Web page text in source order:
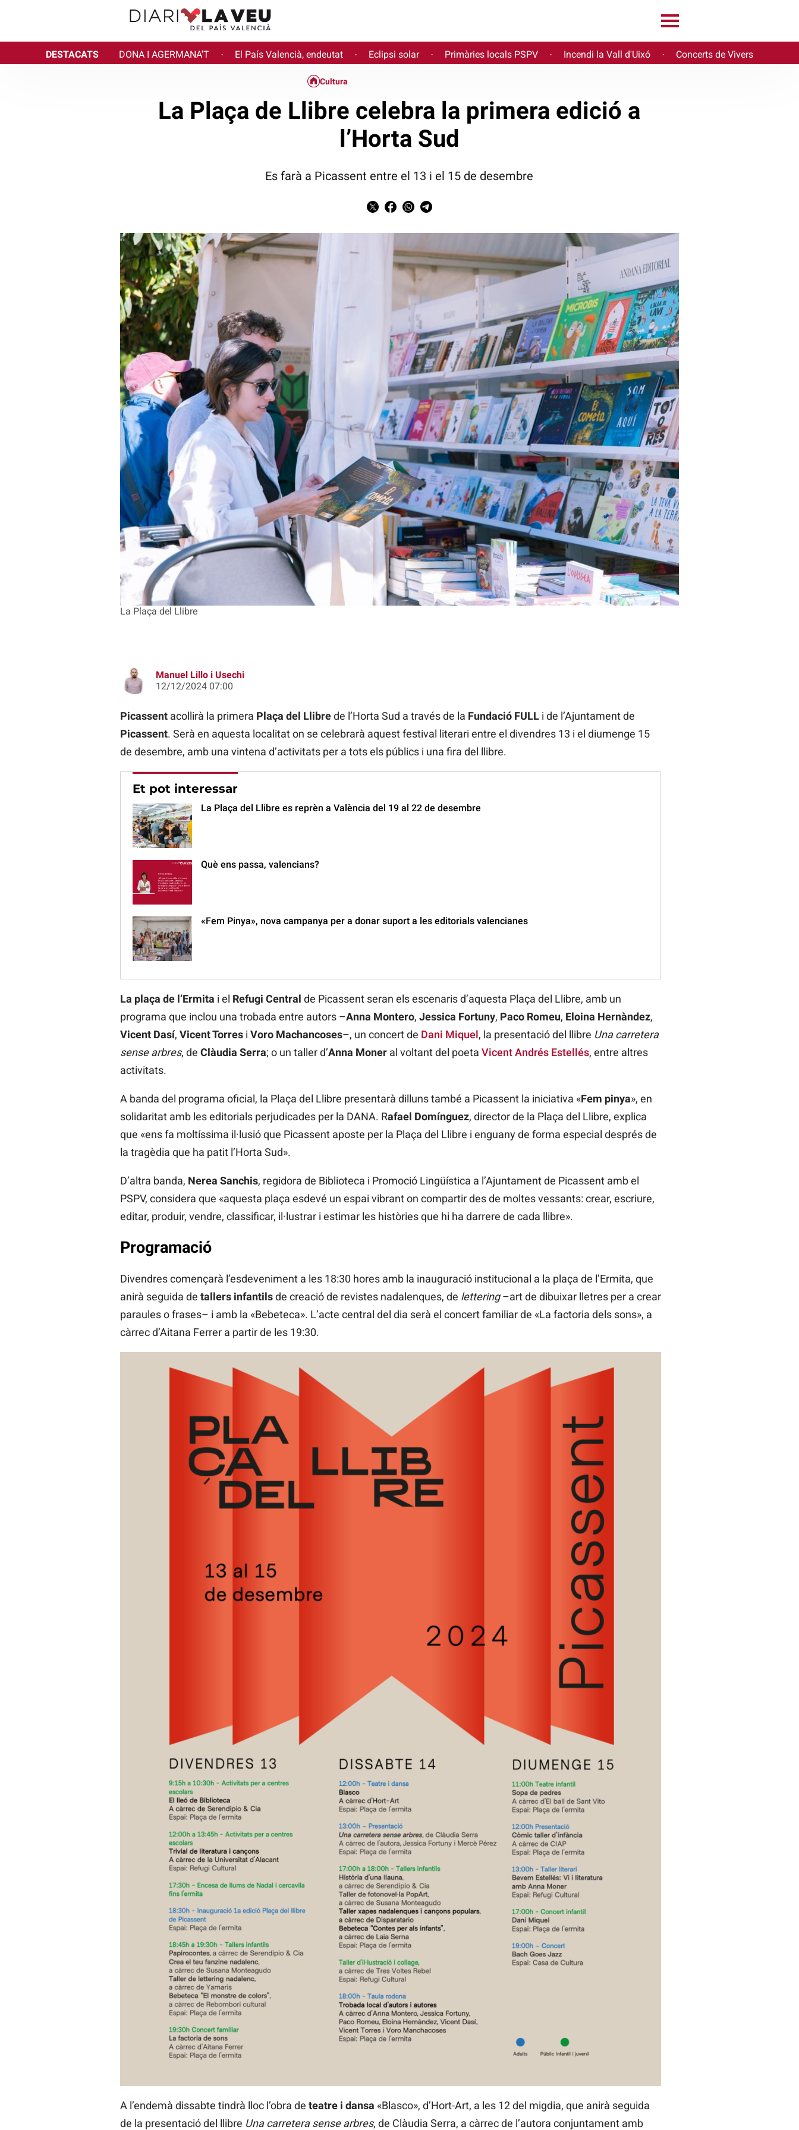
DESTACATS DONA I AGERMANA'T · El País Valencià, endeutat · Eclipsi solar · Primàries locals PSPV · Incendi la Vall d'Uixó · Concerts de Vivers
La Plaça del Llibre
Cultura
La Plaça de Llibre celebra la primera edició a
l’Horta Sud
Es farà a Picassent entre el 13 i el 15 de desembre
Manuel Lillo i Usechi
12/12/2024 07:00
Picassentacollirà la primera Plaça del Llibrede l’Horta Sud a través de la Fundació FULLi de l’Ajuntament de
Picassent. Serà en aquesta localitat on se celebrarà aquest festival literari entre el divendres 13 i el diumenge 15
de desembre, amb una vintena d’activitats per a tots els públics i una fira del llibre.
Et pot interessar
La Plaça del Llibre es reprèn a València del 19 al 22 de desembre
Què ens passa, valencians?
«Fem Pinya», nova campanya per a donar suport a les editorials valencianes
La plaça de l’Ermita i el Refugi Central de Picassent seran els escenaris d’aquesta Plaça del Llibre, amb un
programa que inclou una trobada entre autors –Anna Montero, Jessica Fortuny, Paco Romeu, Eloina Hernàndez,
Vicent Dasí, Vicent Torresi Voro Machancoses–, un concert de Dani Miquel, la presentació del llibre Una carretera
sense arbres, de Clàudia Serra; o un taller d’Anna Moneral voltant del poeta Vicent Andrés Estellés, entre altres
activitats.
A banda del programa oficial, la Plaça del Llibre presentarà dilluns també a Picassent la iniciativa «Fem pinya», en
solidaritat amb les editorials perjudicades per la DANA. Rafael Domínguez, director de la Plaça del Llibre, explica
que «ens fa moltíssima il·lusió que Picassent aposte per la Plaça del Llibre i enguany de forma especial després de
la tragèdia que ha patit l’Horta Sud».
D’altra banda, Nerea Sanchis, regidora de Biblioteca i Promoció Lingüística a l’Ajuntament de Picassent amb el
PSPV, considera que «aquesta plaça esdevé un espai vibrant on compartir des de moltes vessants: crear, escriure,
editar, produir, vendre, classificar, il·lustrar i estimar les històries que hi ha darrere de cada llibre».
Programació
Divendres començarà l’esdeveniment a les 18:30 hores amb la inauguració institucional a la plaça de l’Ermita, que
anirà seguida de tallers infantilsde creació de revistes nadalenques, de lettering–art de dibuixar lletres per a crear
paraules o frases– i amb la «Bebeteca». L’acte central del dia serà el concert familiar de «La factoria dels sons», a
càrrec d’Aitana Ferrer a partir de les 19:30.
A l’endemà dissabte tindrà lloc l’obra de teatre i dansa «Blasco», d’Hort-Art, a les 12 del migdia, que anirà seguida
de la presentació del llibre Una carretera sense arbres, de Clàudia Serra, a càrrec de l’autora conjuntament amb